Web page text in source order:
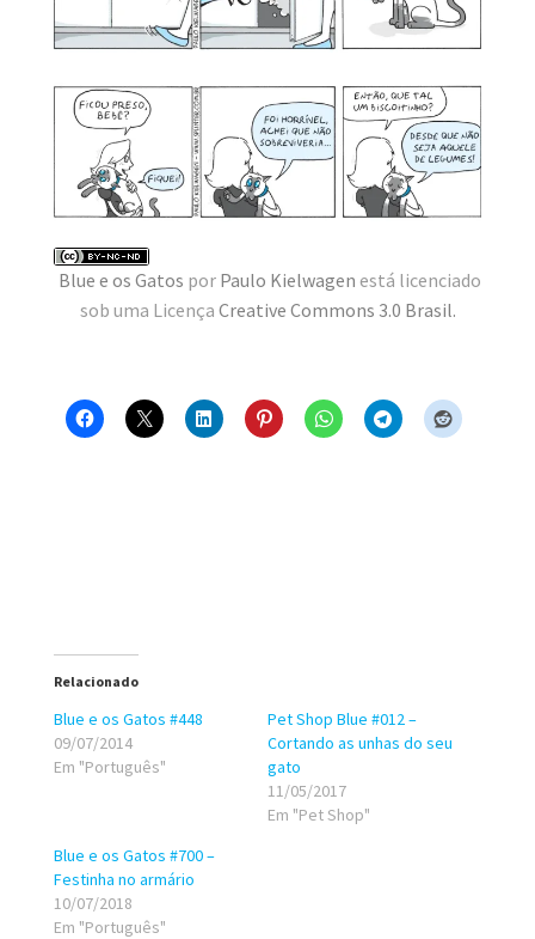
Blue e os Gatos por Paulo Kielwagen está licenciado
sob uma Licença Creative Commons 3.0 Brasil.
Relacionado
Blue e os Gatos #448
09/07/2014
Em "Português"
Pet Shop Blue #012 –
Cortando as unhas do seu
gato
11/05/2017
Em "Pet Shop"
Blue e os Gatos #700 –
Festinha no armário
10/07/2018
Em "Português"